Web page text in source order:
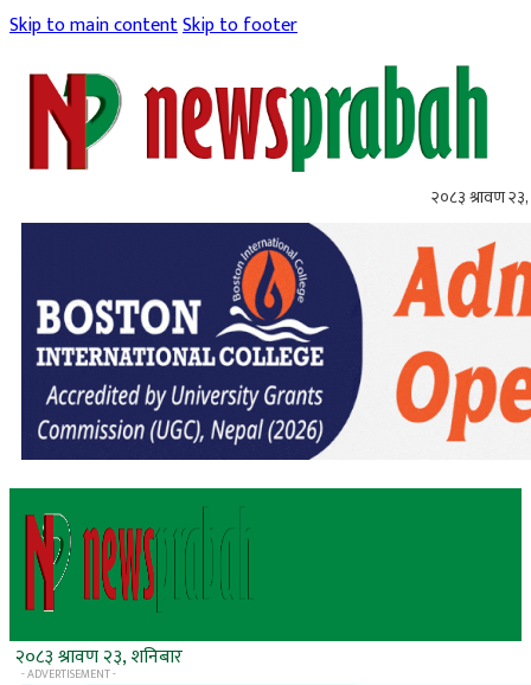
Skip to main contentSkip to footer
२०८३ श्रावण २३,
२०८३ श्रावण २३, शनिबार
- ADVERTISEMENT -